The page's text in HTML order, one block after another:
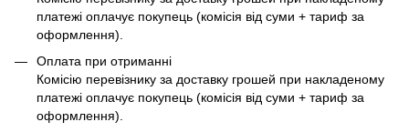
платежі оплачує покупець (комісія від суми + тариф за
оформлення).
Оплата при отриманні
Комісію перевізнику за доставку грошей при накладеному
платежі оплачує покупець (комісія від суми + тариф за
оформлення).